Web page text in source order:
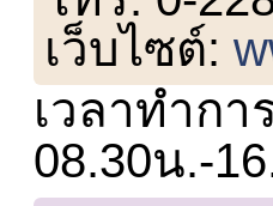
เว็บไซต์:
เวลาทำก
08.30น.-